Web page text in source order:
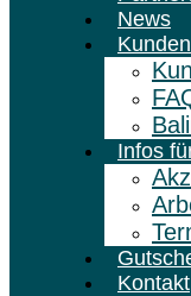
News
Kunden
Infos
Kontakt